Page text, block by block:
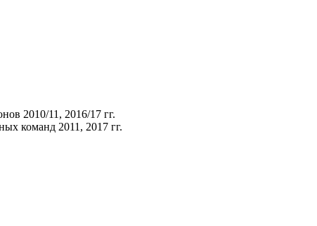
2010/11, 2016/17 гг.
команд 2011, 2017 гг.